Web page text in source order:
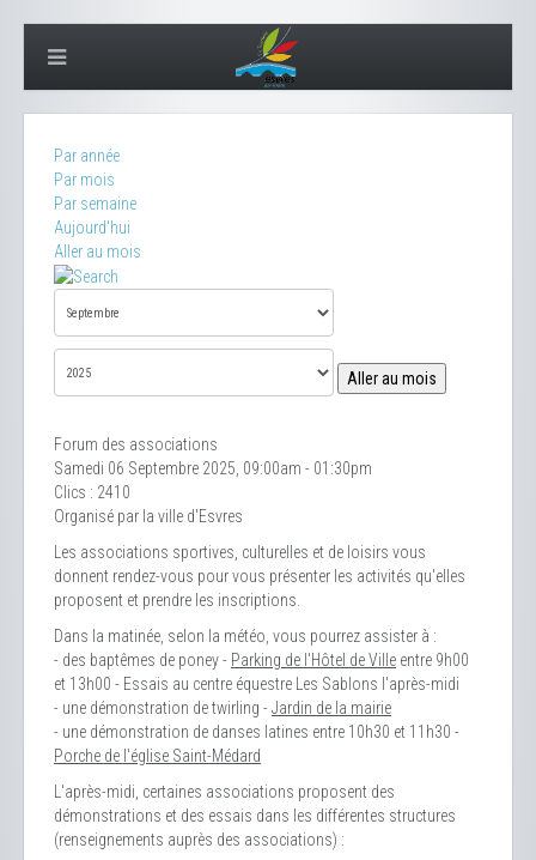
Par année
Par mois
Par semaine
Aujourd'hui
Aller au mois
Aller au mois
Forum des associations
Samedi 06 Septembre 2025, 09:00am - 01:30pm
Clics : 2410
Organisé par la ville d'Esvres
Les associations sportives, culturelles et de loisirs vous
donnent rendez-vous pour vous présenter les activités qu'elles
proposent et prendre les inscriptions.
Dans la matinée, selon la météo, vous pourrez assister à :
- des baptêmes de poney - Parking de l'Hôtel de Ville entre 9h00
et 13h00 - Essais au centre équestre Les Sablons l'après-midi
- une démonstration de twirling - Jardin de la mairie
- une démonstration de danses latines entre 10h30 et 11h30 -
Porche de l'église Saint-Médard
L'après-midi, certaines associations proposent des
démonstrations et des essais dans les différentes structures
(renseignements auprès des associations) :